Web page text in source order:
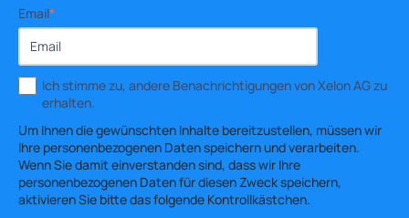
Email*
Ich stimme zu, andere Benachrichtigungen von Xelon AG zu
erhalten.
Um Ihnen die gewünschten Inhalte bereitzustellen, müssen wir
Ihre personenbezogenen Daten speichern und verarbeiten.
Wenn Sie damit einverstanden sind, dass wir Ihre
personenbezogenen Daten für diesen Zweck speichern,
aktivieren Sie bitte das folgende Kontrollkästchen.